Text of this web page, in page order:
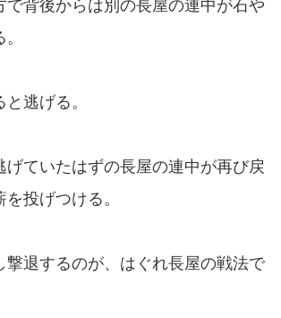
で背後からは別の長屋の連中が石や
逃げる。
げていたはずの長屋の連中が再び戻
投げつける。
撃退するのが、はぐれ長屋の戦法で